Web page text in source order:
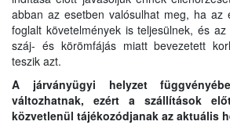
abban az esetben valósulhat meg, ha az
foglalt követelmények is teljesülnek, és
száj- és körömfájás miatt bevezetett
teszik azt.
A járványügyi helyzet
változhatnak, ezért a szállítások
közvetlenül tájékozódjanak az aktuális